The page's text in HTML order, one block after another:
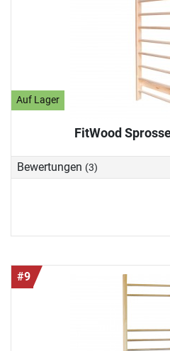
Auf Lager
FitWood
Bewertungen (3)
#9